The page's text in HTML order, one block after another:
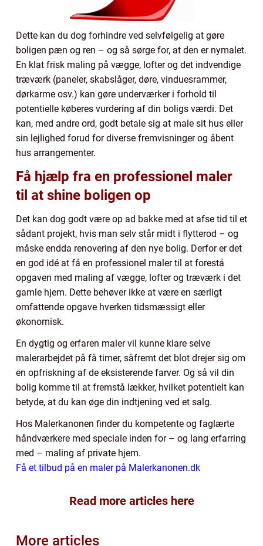
Dette kan du dog forhindre ved selvfølgelig at gøre
boligen pæn og ren – og så sørge for, at den er nymalet.
En klat frisk maling på vægge, lofter og det indvendige
træværk (paneler, skabslåger, døre, vinduesrammer,
dørkarme osv.) kan gøre underværker i forhold til
potentielle køberes vurdering af din boligs værdi. Det
kan, med andre ord, godt betale sig at male sit hus eller
sin lejlighed forud for diverse fremvisninger og åbent
hus arrangementer.
Få hjælp fra en professionel maler
til at shine boligen op
Det kan dog godt være op ad bakke med at afse tid til et
sådant projekt, hvis man selv står midt i flytterod – og
måske endda renovering af den nye bolig. Derfor er det
en god idé at få en professionel maler til at forestå
opgaven med maling af vægge, lofter og træværk i det
gamle hjem. Dette behøver ikke at være en særligt
omfattende opgave hverken tidsmæssigt eller
økonomisk.
En dygtig og erfaren maler vil kunne klare selve
malerarbejdet på få timer, såfremt det blot drejer sig om
en opfriskning af de eksisterende farver. Og så vil din
bolig komme til at fremstå lækker, hvilket potentielt kan
betyde, at du kan øge din indtjening ved et salg.
Hos Malerkanonen finder du kompetente og faglærte
håndværkere med speciale inden for – og lang erfarring
med – maling af private hjem.
Få et tilbud på en maler på Malerkanonen.dk
Read more articles here
More articles